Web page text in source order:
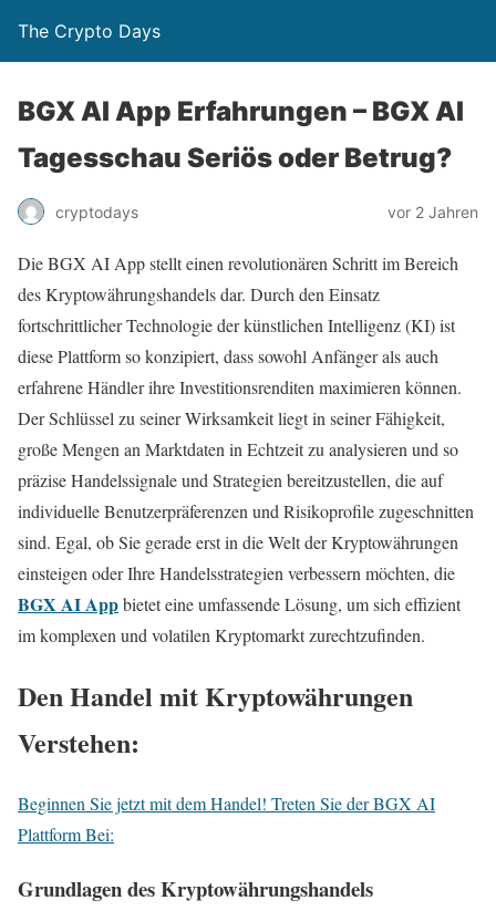
The Crypto Days
BGX AI App Erfahrungen – BGX AI
Tagesschau Seriös oder Betrug?
cryptodays vor 2 Jahren
Die BGX AI App stellt einen revolutionären Schritt im Bereich
des Kryptowährungshandels dar. Durch den Einsatz
fortschrittlicher Technologie der künstlichen Intelligenz (KI) ist
diese Plattform so konzipiert, dass sowohl Anfänger als auch
erfahrene Händler ihre Investitionsrenditen maximieren können.
Der Schlüssel zu seiner Wirksamkeit liegt in seiner Fähigkeit,
große Mengen an Marktdaten in Echtzeit zu analysieren und so
präzise Handelssignale und Strategien bereitzustellen, die auf
individuelle Benutzerpräferenzen und Risikoprofile zugeschnitten
sind. Egal, ob Sie gerade erst in die Welt der Kryptowährungen
einsteigen oder Ihre Handelsstrategien verbessern möchten, die
BGX AI Appbietet eine umfassende Lösung, um sich effizient
im komplexen und volatilen Kryptomarkt zurechtzufinden.
Den Handel mit Kryptowährungen
Verstehen:
Beginnen Sie jetzt mit dem Handel! Treten Sie der BGX AI
Plattform Bei:
Grundlagen des Kryptowährungshandels